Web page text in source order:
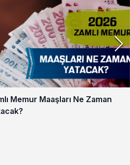
Memur Maaşları Ne Zaman